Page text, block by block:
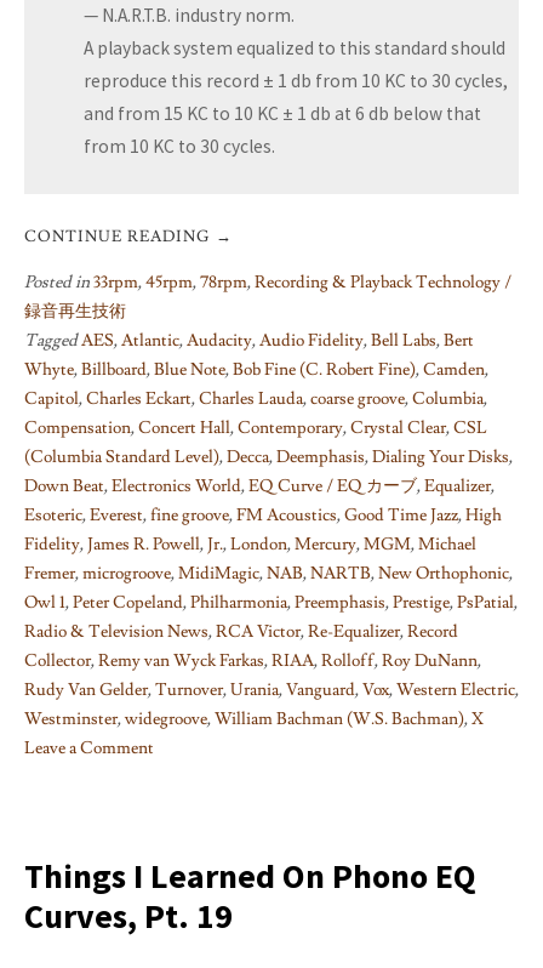
— N.A.R.T.B. industry norm.
A playback system equalized to this standard should
reproduce this record ± 1 db from 10 KC to 30 cycles,
and from 15 KC to 10 KC ± 1 db at 6 db below that
from 10 KC to 30 cycles.
CONTINUE READING →
Posted in33rpm,45rpm,78rpm,Recording & Playback Technology /
録音再生技術
TaggedAES,Atlantic,Audacity,Audio Fidelity,Bell Labs,Bert
Whyte,Billboard,Blue Note,Bob Fine (C. Robert Fine),Camden,
Capitol,Charles Eckart,Charles Lauda,coarse groove,Columbia,
Compensation,Concert Hall,Contemporary,Crystal Clear,CSL
(Columbia Standard Level),Decca,Deemphasis,Dialing Your Disks,
Down Beat,Electronics World,EQ Curve / EQ カーブ,Equalizer,
Esoteric,Everest,fine groove,FM Acoustics,Good Time Jazz,High
Fidelity,James R. Powell,Jr.,London,Mercury,MGM,Michael
Fremer,microgroove,MidiMagic,NAB,NARTB,New Orthophonic,
Owl 1,Peter Copeland,Philharmonia,Preemphasis,Prestige,PsPatial,
Radio & Television News,RCA Victor,Re-Equalizer,Record
Collector,Remy van Wyck Farkas,RIAA,Rolloff,Roy DuNann,
Rudy Van Gelder,Turnover,Urania,Vanguard,Vox,Western Electric,
Westminster,widegroove,William Bachman (W.S. Bachman),X
Leave a Comment
learned
on
Phono
Things I Learned On Phono EQ
Curves, Pt. 19